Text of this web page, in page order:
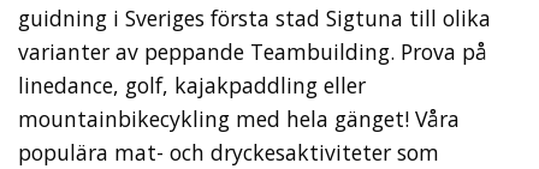
guidning i Sveriges första stad Sigtuna till olika
varianter av peppande Teambuilding. Prova på
linedance, golf, kajakpaddling eller
mountainbikecykling med hela gänget! Våra
populära mat- och dryckesaktiviteter som